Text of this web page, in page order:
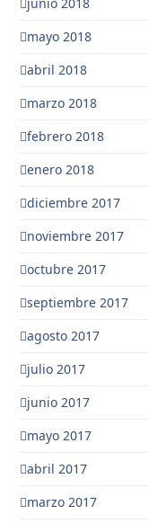
mayo 2018
abril 2018
marzo 2018
febrero 2018
enero 2018
diciembre 2017
noviembre 2017
octubre 2017
septiembre 2017
agosto 2017
julio 2017
junio 2017
mayo 2017
abril 2017
marzo 2017